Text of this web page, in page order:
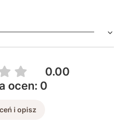
0.00
ocen: 0
i opisz